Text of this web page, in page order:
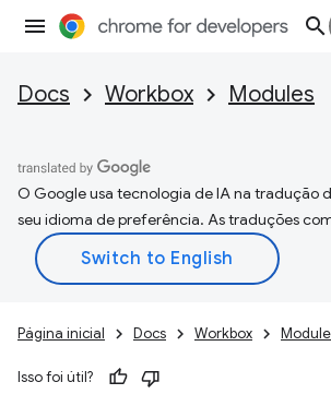
Docs Workbox Modules
O Google usa tecnologia de IA na tradução
seu idioma de preferência. As traduções
Página inicial Docs Workbox
Isso foi útil?